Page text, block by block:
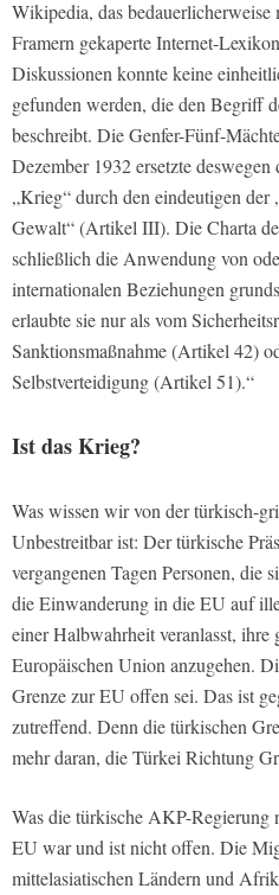
Wikipedia, das
Framern gekaperte Internet-
Diskussionen konnte keine
gefunden werden, die den Begriff
beschreibt. Die Genfer-Fünf-
Dezember 1932 ersetzte
„Krieg“ durch den eindeutigen
Gewalt“ (Artikel III). Die Charta
schließlich die Anwendung von
internationalen Beziehungen
erlaubte sie nur als vom
Sanktionsmaßnahme (Artikel 42)
Selbstverteidigung (Artikel 51).“
Ist das Krieg?
Was wissen wir von der türkisch-
Unbestreitbar ist: Der türkische
vergangenen Tagen Personen, die
die Einwanderung in die EU auf
einer Halbwahrheit veranlasst, ihre
Europäischen Union anzugehen.
Grenze zur EU offen sei. Das ist
zutreffend. Denn die türkischen
mehr daran, die Türkei Richtung
Was die türkische AKP-
EU war und ist nicht offen. Die
mittelasiatischen Ländern und